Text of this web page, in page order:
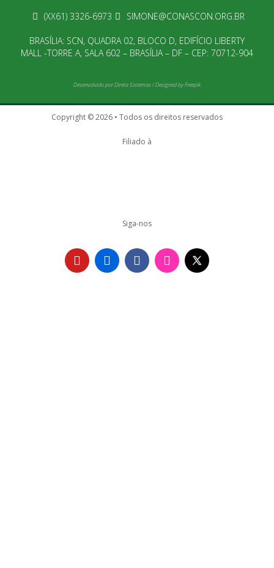
(XX61) 3326-6973 SIMONE@CONASCON.ORG.BR
BRASÍLIA: SCN, QUADRA 02, BLOCO D, EDIFÍCIO LIBERTY
MALL -TORRE A, SALA 602 – BRASÍLIA – DF – CEP: 70712-904
Desenvolvido porDireta Sistemas/Designed by Freepik
Copyright © 2026 • Todos os direitos reservados
Filiado à
Siga-nos